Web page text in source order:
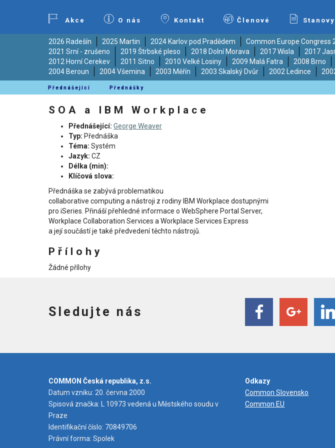
Akce O nás Kontakt Členové Stanovy
2026 Radešín 2025 Martin 2024 Karlov pod Pradědem Common Europe Congress
2021 Srní - zrušeno
2019 Štrbské pleso 2018 Dolní Morava 2017 Wisla 2017
2012 Horní Cerekev
2011 Sitno 2010 Velké Losiny 2009 Malá Fatra 2008 Brno
2004 Beroun
2004 Všemina 2003 Měřín 2003 Skalský Dvůr 2002 Ledince
Přednášející Přednášky
SOA a IBM Workplace
Přednášející: George Weaver
Typ: Přednáška
Téma: Systém
Jazyk: CZ
Délka (min):
Klíčová slova:
Přednáška se zabývá problematikou
collaborative computing a nástroji z rodiny IBM Workplace dostupnými
pro iSeries. Přináší přehledné informace o WebSphere Portal Server,
Workplace Collaboration Services a Workplace Services Express
a její součástí je také předvedení těchto nástrojů.
Přílohy
Žádné přílohy
Sledujte nás
COMMON Česká republika, z.s.
Datum vzniku: 20. června 2000
Spisová značka: L 10973 vedená u Městského soudu v
Praze
Identifikační číslo: 70849706
Právní forma: Spolek
Odkazy
Common Slovensko
Common EU